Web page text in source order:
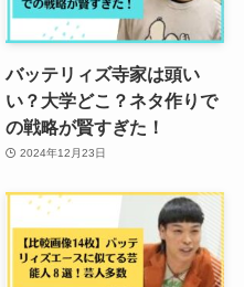
バッテリィズ寺家は頭い
い？大学どこ？ネタ作りで
の戦略が賢すぎた！
2024年12月23日